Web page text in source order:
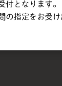
となります。
指定をお受